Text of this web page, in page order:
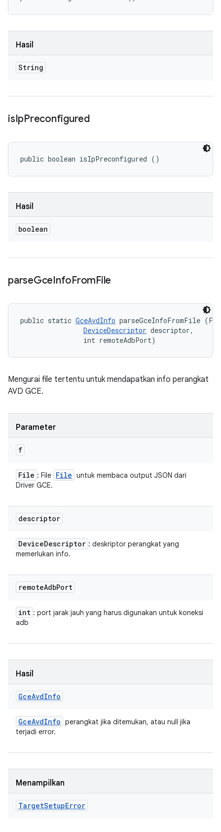
Hasil
String
isIpPreconfigured
public boolean isIpPreconfigured ()
Hasil
boolean
parseGceInfoFromFile
public static GceAvdInfo parseGceInfoFromFile
DeviceDescriptor descriptor,
                int remoteAdbPort)
Mengurai file tertentu untuk mendapatkan info perangkat
AVD GCE.
Parameter
f
File : File File untuk membaca output JSON dari
Driver GCE.
descriptor
DeviceDescriptor : deskriptor perangkat yang
memerlukan info.
remoteAdbPort
int : port jarak jauh yang harus digunakan untuk koneksi
adb
Hasil
GceAvdInfo
GceAvdInfo perangkat jika ditemukan, atau null jika
terjadi error.
Menampilkan
TargetSetupError